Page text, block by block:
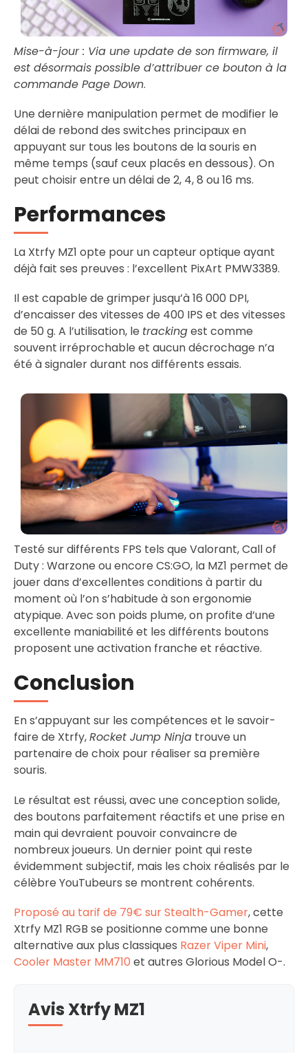
Mise-à-jour : Via une update de son firmware, il
est désormais possible d’attribuer ce bouton à la
commande Page Down.
Une dernière manipulation permet de modifier le
délai de rebond des switches principaux en
appuyant sur tous les boutons de la souris en
même temps (sauf ceux placés en dessous). On
peut choisir entre un délai de 2, 4, 8 ou 16 ms.
Performances
La Xtrfy MZ1 opte pour un capteur optique ayant
déjà fait ses preuves : l’excellent PixArt PMW3389.
Il est capable de grimper jusqu’à 16 000 DPI,
d’encaisser des vitesses de 400 IPS et des vitesses
de 50 g. A l’utilisation, le trackingest comme
souvent irréprochable et aucun décrochage n’a
été à signaler durant nos différents essais.
Testé sur différents FPS tels que Valorant, Call of
Duty : Warzone ou encore CS:GO, la MZ1 permet de
jouer dans d’excellentes conditions à partir du
moment où l’on s’habitude à son ergonomie
atypique. Avec son poids plume, on profite d’une
excellente maniabilité et les différents boutons
proposent une activation franche et réactive.
Conclusion
En s’appuyant sur les compétences et le savoir-
faire de Xtrfy,Rocket Jump Ninja trouve un
partenaire de choix pour réaliser sa première
souris.
Le résultat est réussi, avec une conception solide,
des boutons parfaitement réactifs et une prise en
main qui devraient pouvoir convaincre de
nombreux joueurs. Un dernier point qui reste
évidemment subjectif, mais les choix réalisés par le
célèbre YouTubeurs se montrent cohérents.
Proposé au tarif de 79€ sur Stealth-Gamer, cette
Xtrfy MZ1 RGB se positionne comme une bonne
alternative aux plus classiques Razer Viper Mini,
Cooler Master MM710 et autres Glorious Model O-.
Avis Xtrfy MZ1